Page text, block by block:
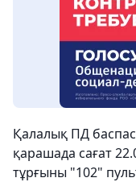
Қалалық ПД
қарашада сағат
тұрғыны "102"